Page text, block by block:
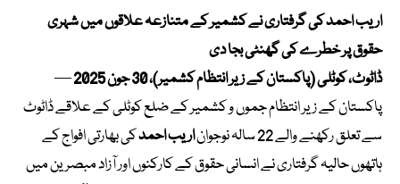
اریب احمد کی گرفتاری نے کشمیر کے متنازعہ علاقوں میں شہری
حقوق پر خطرے کی گھنٹی بجا دی
ڈاٹوٹ، کوٹلی (پاکستان کے زیر انتظام کشمیر)، 30 جون 2025
—
پاکستان کے زیر انتظام جموں و کشمیر کے ضلع کوٹلی کے علاقے ڈاٹوٹ
سے تعلق رکھنے والے 22 سالہ نوجوان
اریب احمدکی بھارتی افواج کے
ہاتھوں حالیہ گرفتاری نے انسانی حقوق کے کارکنوں اور آزاد مبصرین میں